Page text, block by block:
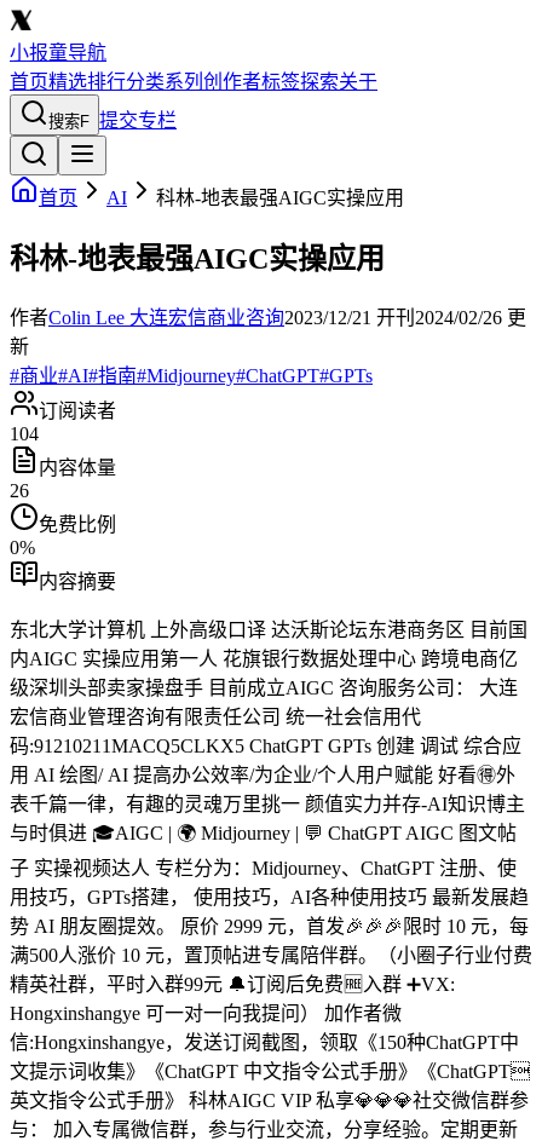
小报童导航
首页精选排行分类系列 创作者标签探索关于
搜索F 提交专栏
首页 AI 科林-地表最强AIGC实操应用
科林-地表最强AIGC实操应用
作者Colin Lee 大连宏信商业咨询2023/12/21 开刊 2024/02/26 更
新
#商业#AI#指南#Midjourney#ChatGPT#GPTs
订阅读者
104
内容体量
26
免费比例
0%
内容摘要
东北大学计算机 上外高级口译 达沃斯论坛东港商务区 目前国
内AIGC 实操应用第一人 花旗银行数据处理中心 跨境电商亿
级深圳头部卖家操盘手 目前成立AIGC 咨询服务公司： 大连
宏信商业管理咨询有限责任公司 统一社会信用代
码:91210211MACQ5CLKX5 ChatGPT GPTs 创建 调试 综合应
用 AI 绘图/ AI 提高办公效率/为企业/个人用户赋能 好看🉐外
表千篇一律，有趣的灵魂万里挑一 颜值实力并存-AI知识博主
与时俱进 🎓AIGC | 🌍 Midjourney | 💬 ChatGPT AIGC 图文帖
子 实操视频达人 专栏分为：Midjourney、ChatGPT 注册、使
用技巧，GPTs搭建， 使用技巧，AI各种使用技巧 最新发展趋
势 AI 朋友圈提效。 原价 2999 元，首发🎉🎉🎉限时 10 元，每
满500人涨价 10 元，置顶帖进专属陪伴群。（小圈子行业付费
精英社群，平时入群99元 🔔订阅后免费🆓入群 ➕VX:
Hongxinshangye 可一对一向我提问） 加作者微
信:Hongxinshangye，发送订阅截图，领取《150种ChatGPT中
文提示词收集》《ChatGPT 中文指令公式手册》《ChatGPT
英⽂指令公式⼿册》 科林AIGC VIP 私享💎💎💎社交微信群参
与： 加入专属微信群，参与行业交流，分享经验。定期更新